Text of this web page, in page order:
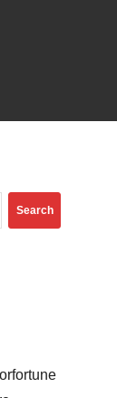
Search